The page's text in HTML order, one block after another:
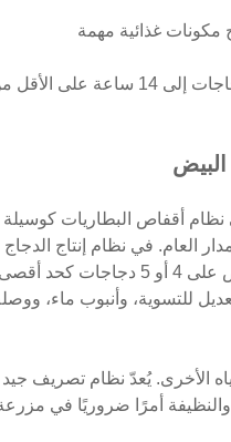
غذائية مهمة
ضوء النهار عامل مهم أيضًا في
أقفاص البطاريات
العام. في نظام إنتاج
مع توفير ما يكفي من الغذاء
للتسوية، وأنبوب ماء،
يُعدّ نظام تصريف جيد
أمرًا ضروريًا في